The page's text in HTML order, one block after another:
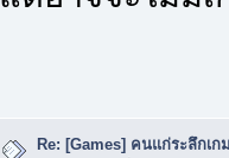
Re: [Games] คนแก่ระลึกเก